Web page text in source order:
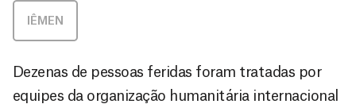
IÊMEN
Dezenas de pessoas feridas foram tratadas por
equipes da organização humanitária internacional